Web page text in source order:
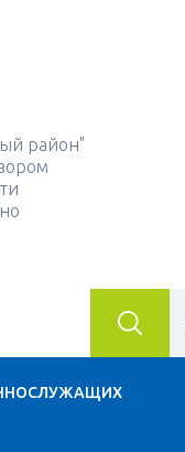
район"